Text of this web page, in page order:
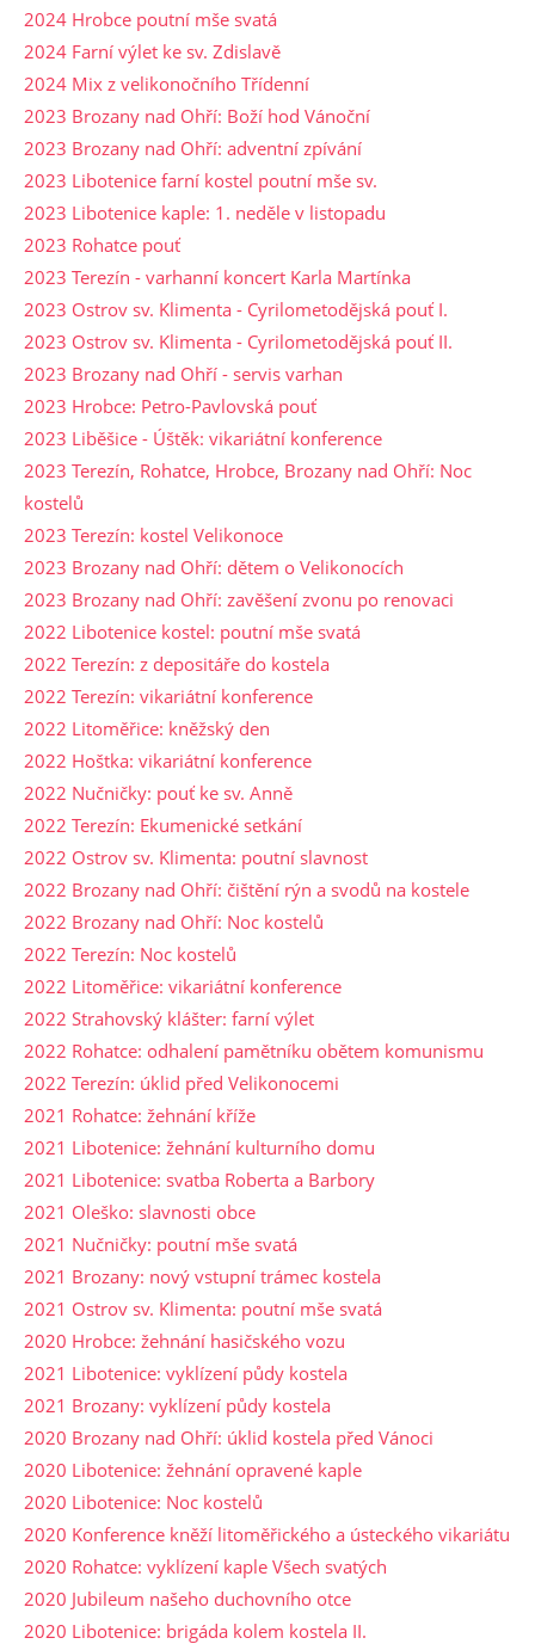
2024 Hrobce poutní mše svatá
2024 Farní výlet ke sv. Zdislavě
2024 Mix z velikonočního Třídenní
2023 Brozany nad Ohří: Boží hod Vánoční
2023 Brozany nad Ohří: adventní zpívání
2023 Libotenice farní kostel poutní mše sv.
2023 Libotenice kaple: 1. neděle v listopadu
2023 Rohatce pouť
2023 Terezín - varhanní koncert Karla Martínka
2023 Ostrov sv. Klimenta - Cyrilometodějská pouť I.
2023 Ostrov sv. Klimenta - Cyrilometodějská pouť II.
2023 Brozany nad Ohří - servis varhan
2023 Hrobce: Petro-Pavlovská pouť
2023 Liběšice - Úštěk: vikariátní konference
2023 Terezín, Rohatce, Hrobce, Brozany nad Ohří: Noc
kostelů
2023 Terezín: kostel Velikonoce
2023 Brozany nad Ohří: dětem o Velikonocích
2023 Brozany nad Ohří: zavěšení zvonu po renovaci
2022 Libotenice kostel: poutní mše svatá
2022 Terezín: z depositáře do kostela
2022 Terezín: vikariátní konference
2022 Litoměřice: kněžský den
2022 Hoštka: vikariátní konference
2022 Nučničky: pouť ke sv. Anně
2022 Terezín: Ekumenické setkání
2022 Ostrov sv. Klimenta: poutní slavnost
2022 Brozany nad Ohří: čištění rýn a svodů na kostele
2022 Brozany nad Ohří: Noc kostelů
2022 Terezín: Noc kostelů
2022 Litoměřice: vikariátní konference
2022 Strahovský klášter: farní výlet
2022 Rohatce: odhalení pamětníku obětem komunismu
2022 Terezín: úklid před Velikonocemi
2021 Rohatce: žehnání kříže
2021 Libotenice: žehnání kulturního domu
2021 Libotenice: svatba Roberta a Barbory
2021 Oleško: slavnosti obce
2021 Nučničky: poutní mše svatá
2021 Brozany: nový vstupní trámec kostela
2021 Ostrov sv. Klimenta: poutní mše svatá
2020 Hrobce: žehnání hasičského vozu
2021 Libotenice: vyklízení půdy kostela
2021 Brozany: vyklízení půdy kostela
2020 Brozany nad Ohří: úklid kostela před Vánoci
2020 Libotenice: žehnání opravené kaple
2020 Libotenice: Noc kostelů
2020 Konference kněží litoměřického a ústeckého vikariátu
2020 Rohatce: vyklízení kaple Všech svatých
2020 Jubileum našeho duchovního otce
2020 Libotenice: brigáda kolem kostela II.